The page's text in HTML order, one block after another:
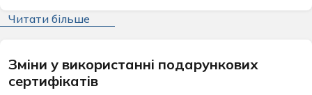
показника.
Читати більше
Зміни у використанні подарункових
сертифікатів